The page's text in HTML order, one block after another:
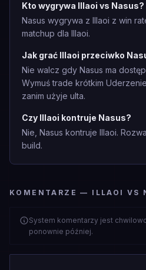
Kto wygrywa Illaoi vs Nasus?
Nasus wygrywa z Illaoi z win
matchup dla Illaoi.
Jak grać Illaoi przeciwko
Nie walcz gdy Nasus ma
Wymuś trade krótkim
zanim użyje ulta.
Czy Illaoi kontruje Nasus?
Nie, Nasus kontruje Illaoi.
build.
KOMENTARZE — ILLAOI VS
System komentarzy jest
ponownie później.